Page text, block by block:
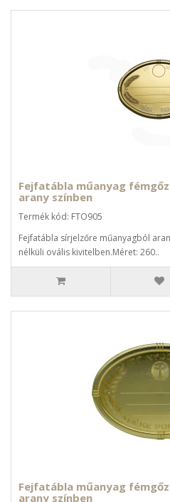
Fejfatábla műanyag
arany színben
Termék kód: FTO905
Fejfatábla sírjelzőre műanyagból
nélküli ovális kivitelben.Méret: 260..
Fejfatábla műanyag
arany színben